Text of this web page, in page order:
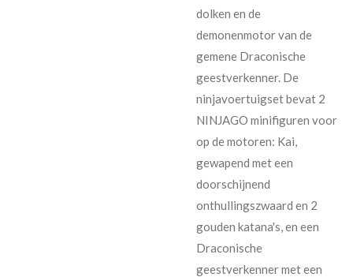
dolken en de
demonenmotor van de
gemene Draconische
geestverkenner. De
ninjavoertuigset bevat 2
NINJAGO minifiguren voor
op de motoren: Kai,
gewapend met een
doorschijnend
onthullingszwaard en 2
gouden katana's, en een
Draconische
geestverkenner met een